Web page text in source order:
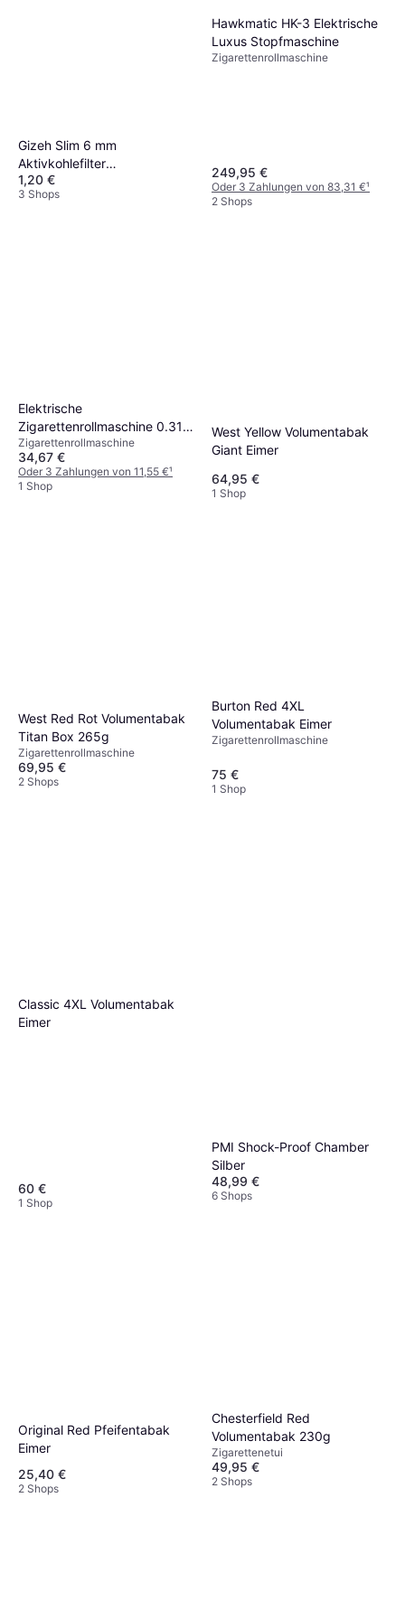
Gizeh Slim 6 mm
Aktivkohlefilter
Zigarettenfilter 10x120
1,20 €
3 Shops
Hawkmatic HK-3 Elektrische
Luxus Stopfmaschine
Zigarettenrollmaschine
249,95 €
Oder 3 Zahlungen von 83,31 €¹
2 Shops
Elektrische
Zigarettenrollmaschine 0.31
Inch 8 mm
Zigarettenrollmaschine
34,67 €
Oder 3 Zahlungen von 11,55 €¹
1 Shop
West Yellow Volumentabak
Giant Eimer
64,95 €
1 Shop
West Red Rot Volumentabak
Titan Box 265g
Zigarettenrollmaschine
69,95 €
2 Shops
Burton Red 4XL
Volumentabak Eimer
Zigarettenrollmaschine
75 €
1 Shop
Classic 4XL Volumentabak
Eimer
60 €
1 Shop
PMI Shock-Proof Chamber
Silber
48,99 €
6 Shops
Original Red Pfeifentabak
Eimer
25,40 €
2 Shops
Chesterfield Red
Volumentabak 230g
Zigarettenetui
49,95 €
2 Shops